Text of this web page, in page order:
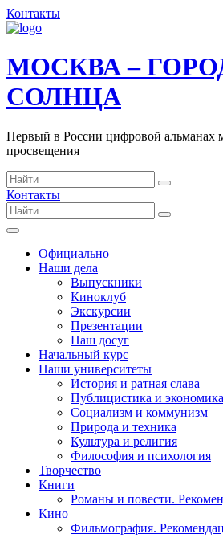
Контакты
МОСКВА –
СОЛНЦА
Первый в России цифровой альманах
просвещения
Контакты
Официально
Наши дела
Выпускники
Киноклуб
Экскурсии
Презентации
Наш досуг
Начальный курс
Наши университеты
История и ратная слава
Публицистика и экономика
Социализм и коммунизм
Природа и техника
Культура и религия
Философия и психология
Творчество
Книги
Романы и повести.
Кино
Фильмография.